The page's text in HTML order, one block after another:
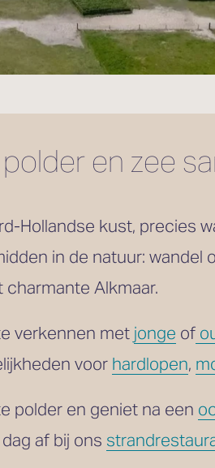
en zee
Hollandse kust, precies
in de natuur: wandel
charmante Alkmaar.
verkennen met jonge of
voor hardlopen,
polder en geniet na een
af bij ons